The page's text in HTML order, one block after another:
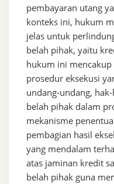
pembayaran utang
konteks ini, hukum
jelas untuk
belah pihak, yaitu
hukum ini
prosedur eksekusi
undang-undang,
belah pihak dalam
mekanisme
pembagian hasil
yang mendalam
atas jaminan kredit
belah pihak guna